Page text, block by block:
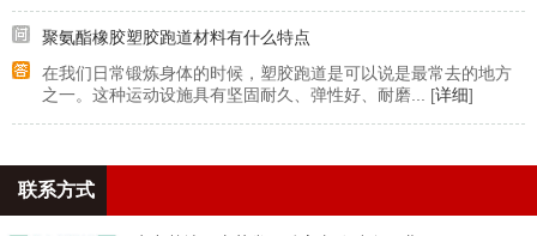
聚氨酯橡胶塑胶跑道材料有什么特点
在我们日常锻炼身体的时候，塑胶跑道是可以说是最常去的地方
之一。这种运动设施具有坚固耐久、弹性好、耐磨... [详细]
联系方式